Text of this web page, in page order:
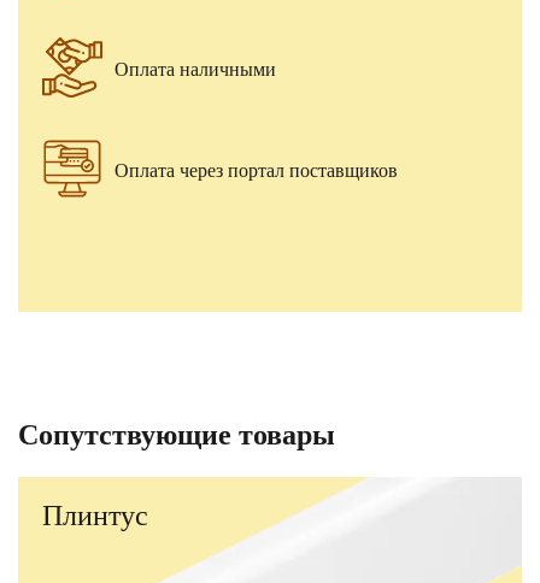
Оплата наличными
Оплата через портал поставщиков
Сопутствующие товары
Плинтус